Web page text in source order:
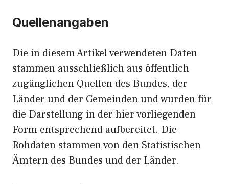
Quellenangaben
Die in diesem Artikel verwendeten Daten
stammen ausschließlich aus öffentlich
zugänglichen Quellen des Bundes, der
Länder und der Gemeinden und wurden für
die Darstellung in der hier vorliegenden
Form entsprechend aufbereitet. Die
Rohdaten stammen von den Statistischen
Ämtern des Bundes und der Länder.